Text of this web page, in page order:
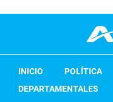
INICIO POLÍTICA
DEPARTAMENTALES